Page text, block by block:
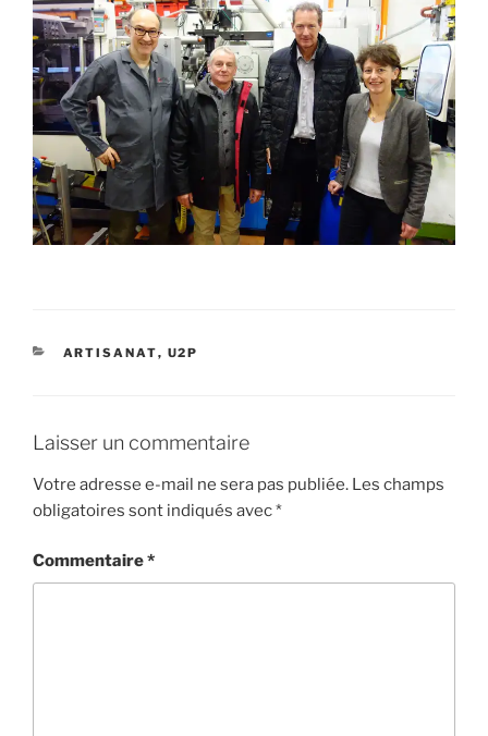
CATÉGORIES
ARTISANAT, U2P
Laisser un commentaire
Votre adresse e-mail ne sera pas publiée. Les champs
obligatoires sont indiqués avec*
Commentaire*